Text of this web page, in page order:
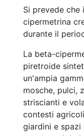
Si prevede
cipermetrina
durante il
La beta-
piretroide
un'ampia
mosche, pulci,
striscianti e
contesti
giardini e spazi